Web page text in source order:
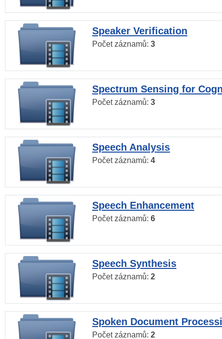
Speaker Verification
Počet záznamů: 3
Spectrum Sensing for
Počet záznamů: 3
Speech Analysis
Počet záznamů: 4
Speech Enhancement
Počet záznamů: 6
Speech Synthesis
Počet záznamů: 2
Spoken Document
Počet záznamů: 2